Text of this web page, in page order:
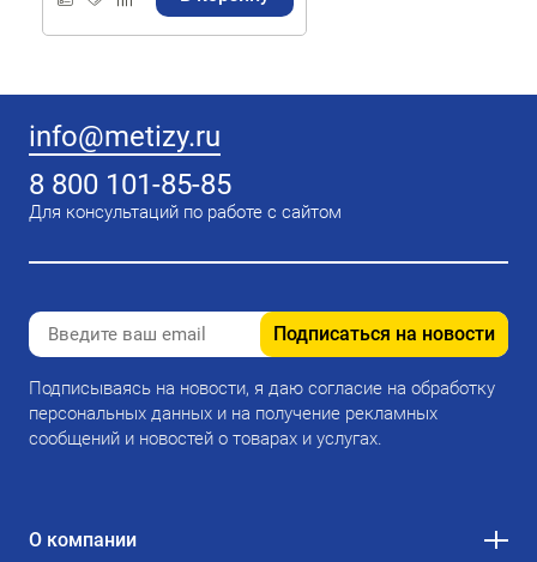
info@metizy.ru
8 800 101-85-85
Для консультаций по работе с сайтом
Подписаться на новости
Подписываясь на новости, я даю согласие на обработку
персональных данных и на получение рекламных
сообщений и новостей о товарах и услугах.
О компании